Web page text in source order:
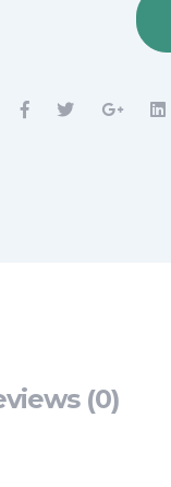
(0)